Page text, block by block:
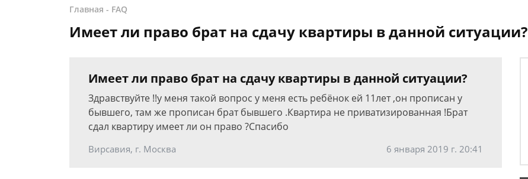
Главная - FAQ
Имеет ли право брат на сдачу квартиры в данной ситуации?
Имеет ли право брат на сдачу квартиры в данной ситуации?
Здравствуйте !!у меня такой вопрос у меня есть ребёнок ей 11лет ,он прописан у
бывшего, там же прописан брат бывшего .Квартира не приватизированная !Брат
сдал квартиру имеет ли он право ?Спасибо
Вирсавия, г. Москва 6 января 2019 г. 20:41